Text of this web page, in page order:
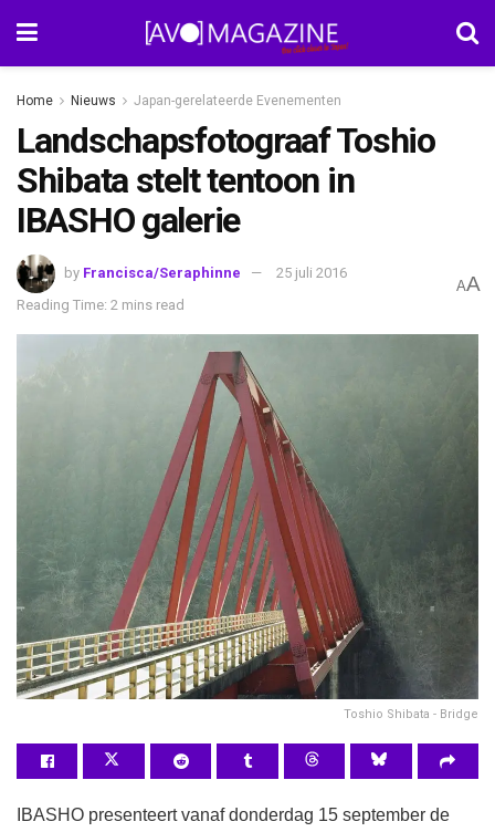
Home Nieuws Japan-gerelateerde Evenementen
Landschapsfotograaf Toshio
Shibata stelt tentoon in
IBASHO galerie
by Francisca/Seraphinne
25 juli 2016
Reading Time: 2 mins read
AA
Toshio Shibata - Bridge
IBASHO presenteert vanaf donderdag 15 september de